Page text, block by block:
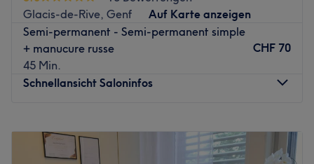
Glacis-de-Rive, Genf
Auf Karte anzeigen
Semi-permanent - Semi-permanent simple
+ manucure russe
45 Min.
CHF 70
Schnellansicht Saloninfos
Dienstag
10:00–20:00
Mittwoch
13:00– 20:00